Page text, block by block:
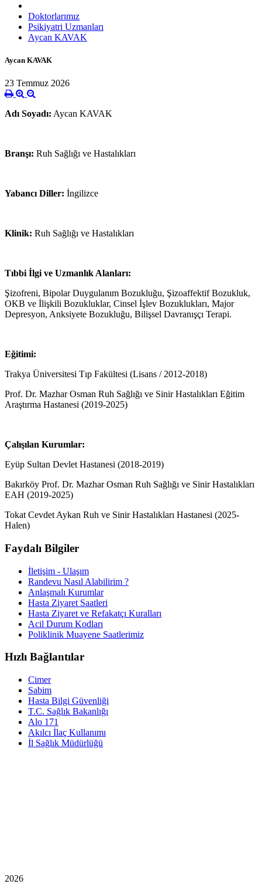
Doktorlarımız
Psikiyatri Uzmanları
Aycan KAVAK
Aycan KAVAK
23 Temmuz 2026
Adı Soyadı: Aycan KAVAK
Branşı: Ruh Sağlığı ve Hastalıkları
Yabancı Diller: İngilizce
Klinik: Ruh Sağlığı ve Hastalıkları
Tıbbi İlgi ve Uzmanlık Alanları:
Şizofreni, Bipolar Duygulanım Bozukluğu, Şizoaffektif Bozukluk,
OKB ve İlişkili Bozukluklar, Cinsel İşlev Bozuklukları, Major
Depresyon, Anksiyete Bozukluğu, Bilişsel Davranışçı Terapi.
Eğitimi:
Trakya Üniversitesi Tıp Fakültesi (Lisans / 2012-2018)
Prof. Dr. Mazhar Osman Ruh Sağlığı ve Sinir Hastalıkları Eğitim
Araştırma Hastanesi (2019-2025)
Çalışılan Kurumlar:
Eyüp Sultan Devlet Hastanesi (2018-2019)
Bakırköy Prof. Dr. Mazhar Osman Ruh Sağlığı ve Sinir Hastalıkları
EAH (2019-2025)
Tokat Cevdet Aykan Ruh ve Sinir Hastalıkları Hastanesi (2025-
Halen)
Faydalı Bilgiler
İletişim - Ulaşım
Randevu Nasıl Alabilirim ?
Anlaşmalı Kurumlar
Hasta Ziyaret Saatleri
Hasta Ziyaret ve Refakatçı Kuralları
Acil Durum Kodları
Poliklinik Muayene Saatlerimiz
Hızlı Bağlantılar
Cimer
Sabim
Hasta Bilgi Güvenliği
T.C. Sağlık Bakanlığı
Alo 171
Akılcı İlaç Kullanımı
İl Sağlık Müdürlüğü
2026